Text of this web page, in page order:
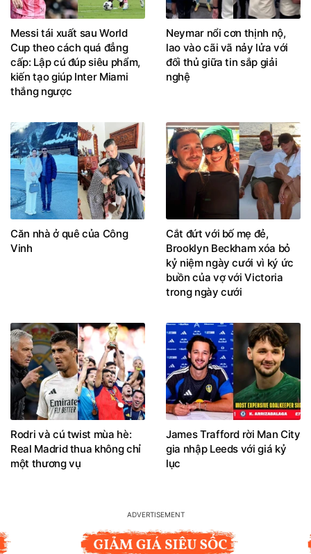
Messi tái xuất sau World
Cup theo cách quá đẳng
cấp: Lập cú đúp siêu phẩm,
kiến tạo giúp Inter Miami
thắng ngược
Neymar nổi cơn thịnh nộ,
lao vào cãi vã nảy lửa với
đối thủ giữa tin sắp giải
nghệ
Căn nhà ở quê của Công
Vinh
Cắt đứt với bố mẹ đẻ,
Brooklyn Beckham xóa bỏ
kỷ niệm ngày cưới vì ký ức
buồn của vợ với Victoria
trong ngày cưới
Rodri và cú twist mùa hè:
Real Madrid thua không chỉ
một thương vụ
James Trafford rời Man City
gia nhập Leeds với giá kỷ
lục